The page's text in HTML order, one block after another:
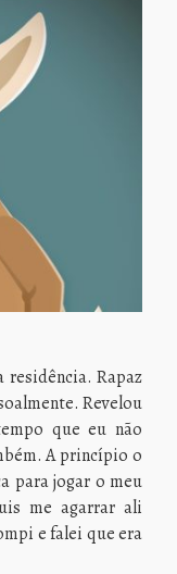
residência. Rapaz
Revelou
que eu não
A princípio o
para jogar o meu
me agarrar ali
e falei que era